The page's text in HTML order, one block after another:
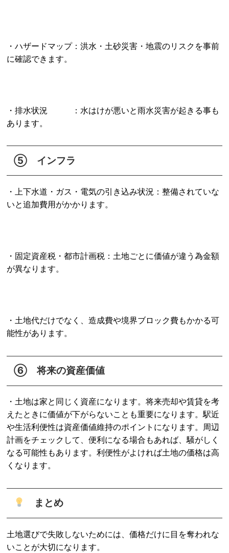
・ハザードマップ：洪水・土砂災害・地震のリスクを事前
に確認できます。
・排水状況 ：水はけが悪いと雨水災害が起きる事も
あります。
⑤ インフラ
・上下水道・ガス・電気の引き込み状況：整備されていな
いと追加費用がかかります。
・固定資産税・都市計画税：土地ごとに価値が違う為金額
が異なります。
・土地代だけでなく、造成費や境界ブロック費もかかる可
能性があります。
⑥ 将来の資産価値
・土地は家と同じく資産になります。将来売却や賃貸を考
えたときに価値が下がらないことも重要になります。駅近
や生活利便性は資産価値維持のポイントになります。周辺
計画をチェックして、便利になる場合もあれば、騒がしく
なる可能性もあります。利便性がよければ土地の価格は高
くなります。
まとめ
土地選びで失敗しないためには、価格だけに目を奪われな
いことが大切になります。